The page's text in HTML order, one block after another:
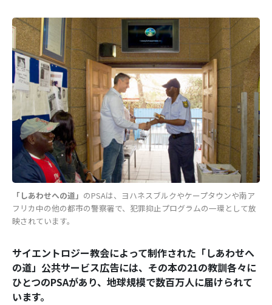
「しあわせへの道」 のPSAは、ヨハネスブルクやケープタウンや南ア
フリカ中の他の都市の警察署で、犯罪抑止プログラムの一環として放
映されています。
サイエントロジー教会によって制作された「しあわせへ
の道」公共サービス広告には、その本の21の教訓各々に
ひとつのPSAがあり、地球規模で数百万人に届けられて
います。